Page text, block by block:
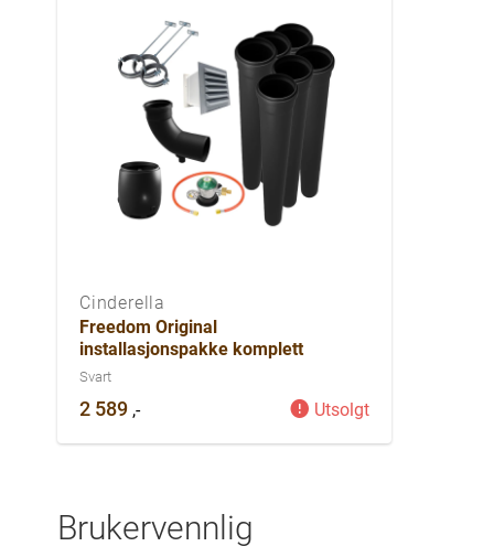
Cinderella
Freedom Original
installasjonspakke komplett
Svart
2 589 ,- Utsolgt
Brukervennlig